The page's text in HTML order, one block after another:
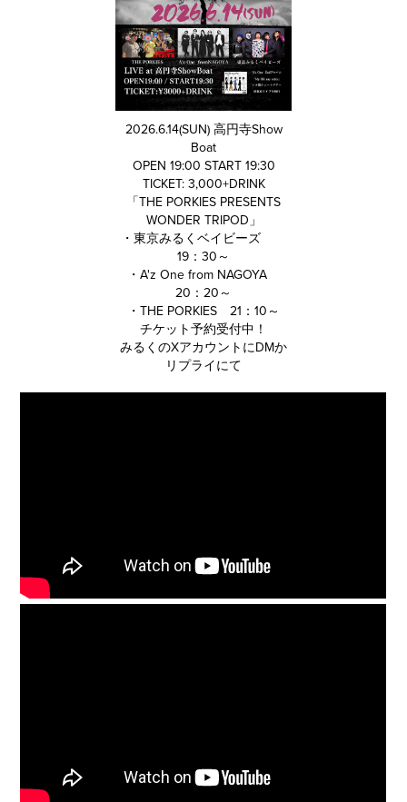
2026.6.14(SUN) 高円寺Show
Boat
OPEN 19:00 START 19:30
TICKET: 3,000+DRINK
「THE PORKIES PRESENTS
WONDER TRIPOD」
・東京みるくベイビーズ
19：30～
・A'z One from NAGOYA
20：20～
・THE PORKIES 21：10～
チケット予約受付中！
みるくのXアカウントにDMか
リプライにて